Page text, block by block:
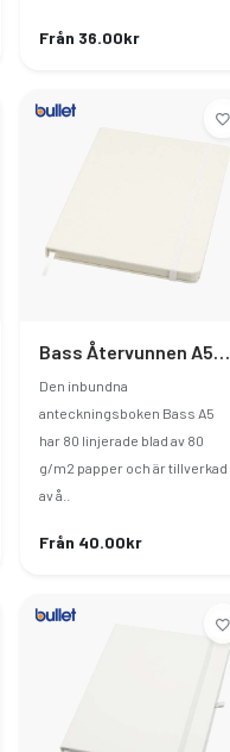
Från 36.00kr
Bass Återvunnen A5-Anteckningsbok Med Linjerade Sidor
Den inbundna
anteckningsboken Bass A5
har 80 linjerade blad av 80
g/m2 papper och är tillverkad
av å..
Från 40.00kr